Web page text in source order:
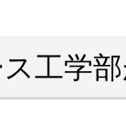
工学